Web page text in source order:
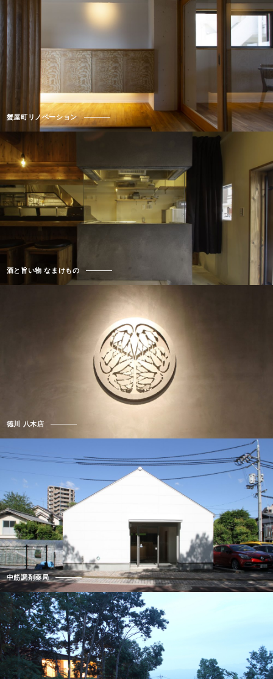
蟹屋町リノベーション
酒と旨い物 なまけもの
徳川 八木店
中筋調剤薬局